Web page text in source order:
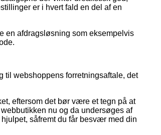
er i hvert fald en del af en
en afdragsløsning som eksempelvis
til webshoppens forretningsaftale, det
eftersom det bør være et tegn på at
nu og da undersøges af
såfremt du får besvær med din